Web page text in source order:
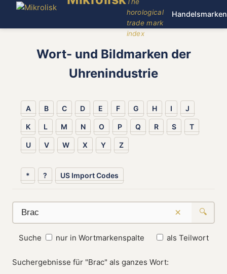
horological
trade mark
index
Handelsmarken
Wort- und Bildmarken der
Uhrenindustrie
A B C D E F G H I J
K L M N O P Q R S T
U V W X Y Z
* ? US Import Codes
× 🔍
Suche nur in Wortmarkenspalte als Teilwort
Suchergebnisse für "Brac" als ganzes Wort: